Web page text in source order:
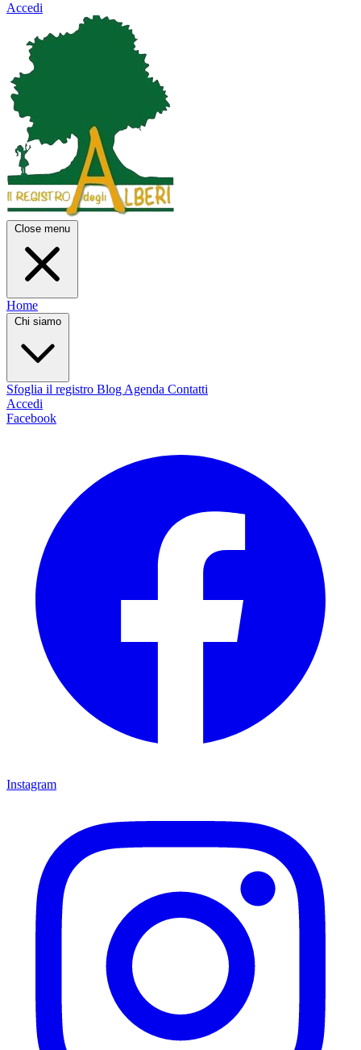
Accedi
Close menu
Home
Chi siamo
Sfoglia il registro Blog Agenda Contatti
Accedi
Facebook
Instagram